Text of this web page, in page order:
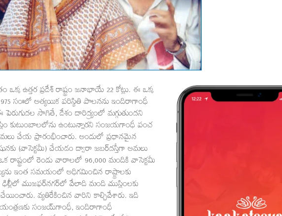
ఒక్క ఉత్తర ప్రదేశ్‌ రాష్ట్రం జనాభాయే 22 కోట్లు. ఈ ఒక్క
సం॥లో అత్యయిక పరిస్థితి పాలనను ఇందిరాగాంధీ
సాగితే, దేశం దారిద్య్రంలో మగ్గుతుందని
కుటుంబాలలోను ఉంటున్నారని సంజయగాంధీ పంచ
చేయ ప్రారంభించారు. అందులో ప్రధానమైన
(వాసెక్టమీ) చేయడం ద్వారా జబర్‌దస్తీగా అమలు
రాష్ట్రంలో రెండు వారాలలో 96,000 మందికి వాసెక్టమీ
ఇంత సమయంలో అధిగమించిన రాష్ట్రాలకు
ఢిల్లీిలో ముజఫర్‌నగర్‌లో వేలాది మంది ముస్లింలకు
వ్యతిరేకించిన వారిని కాల్చివేశారు. ఇది
సంజయ్‌గాంధీ, ఇందిరాగాంధీ